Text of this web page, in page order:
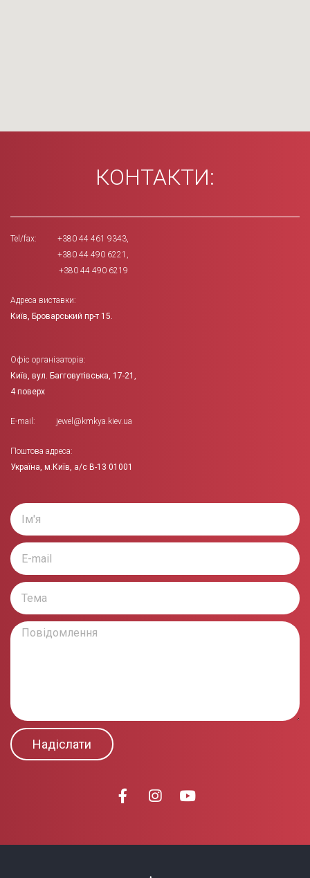
КОНТАКТИ:
Tel/fax: +380 44 461 9343,
+380 44 490 6221 ,
+380 44 490 6219
Адреса виставки:
Київ, Броварський пр-т 15.
Офіс організаторів:
Київ, вул. Багговутівська, 17-21,
4 поверх
E-mail: jewel@kmkya.kiev.ua
Поштова адреса:
Україна, м.Київ, а/с В-13 01001
Надіслати